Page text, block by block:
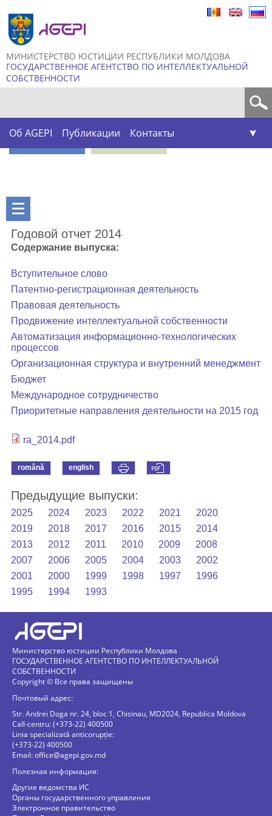
МИНИСТЕРСТВО ЮСТИЦИИ РЕСПУБЛИКИ МОЛДОВА
ГОСУДАРСТВЕННОЕ АГЕНТСТВО ПО ИНТЕЛЛЕКТУАЛЬНОЙ
СОБСТВЕННОСТИ
Об AGEPI Публикации Контакты
Годовой отчет 2014
Содержание выпуска:
Вступительное слово
Патентно-регистрационная деятельность
Правовая деятельность
Продвижение интеллектуальной собственности
Автоматизация информационно-технологических
процессов
Организационная структура и внутренний менеджмент
Бюджет
Международное сотрудничество
Приоритетные направления деятельности на 2015 год
ra_2014.pdf
română english
Предыдущие выпуски:
2025 2024 2023 2022 2021
2020
2019
2018 2017 2016 2015
2014
2013
2012 2011 2010 2009
2008
2007
2006 2005 2004 2003
2002
2001
2000 1999 1998 1997
1996
1995
1994 1993
Министерство юстиции Республики Молдова
ГОСУДАРСТВЕННОЕ АГЕНТСТВО ПО ИНТЕЛЛЕКТУАЛЬНОЙ
СОБСТВЕННОСТИ
Copyright © Все права защищены
Почтовый адрес:
Str. Andrei Doga nr. 24, bloc 1, Chisinau, MD2024, Republica Moldova
Call-centru: (+373-22) 400500
Linia specializată anticorupție:
(+373-22) 400500
Email:office@agepi.gov.md
Полезная информация:
Другие ведомства ИС
Органы государственного управления
Электронное правительство